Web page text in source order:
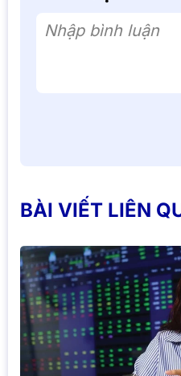
Nhập bình luận
BÀI VIẾT LIÊN